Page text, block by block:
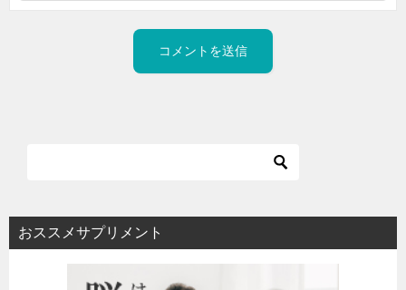
おススメサプリメント